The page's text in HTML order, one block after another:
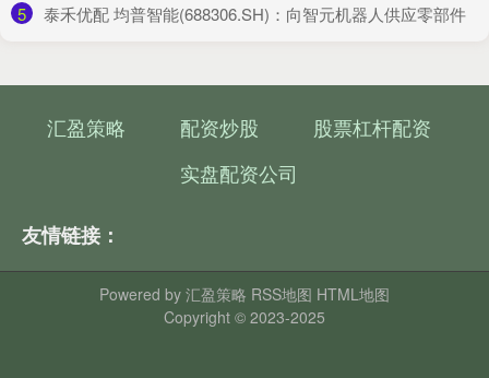
5 ​泰禾优配 均普智能(688306.SH)：向智元机器人供应零部件
汇盈策略 配资炒股
股票杠杆配资
实盘配资公司
友情链接：
Powered by 汇盈策略 RSS地图 HTML地图
Copyright © 2023-2025